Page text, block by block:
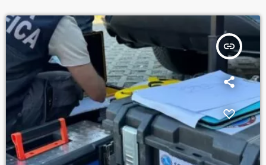
insert_link